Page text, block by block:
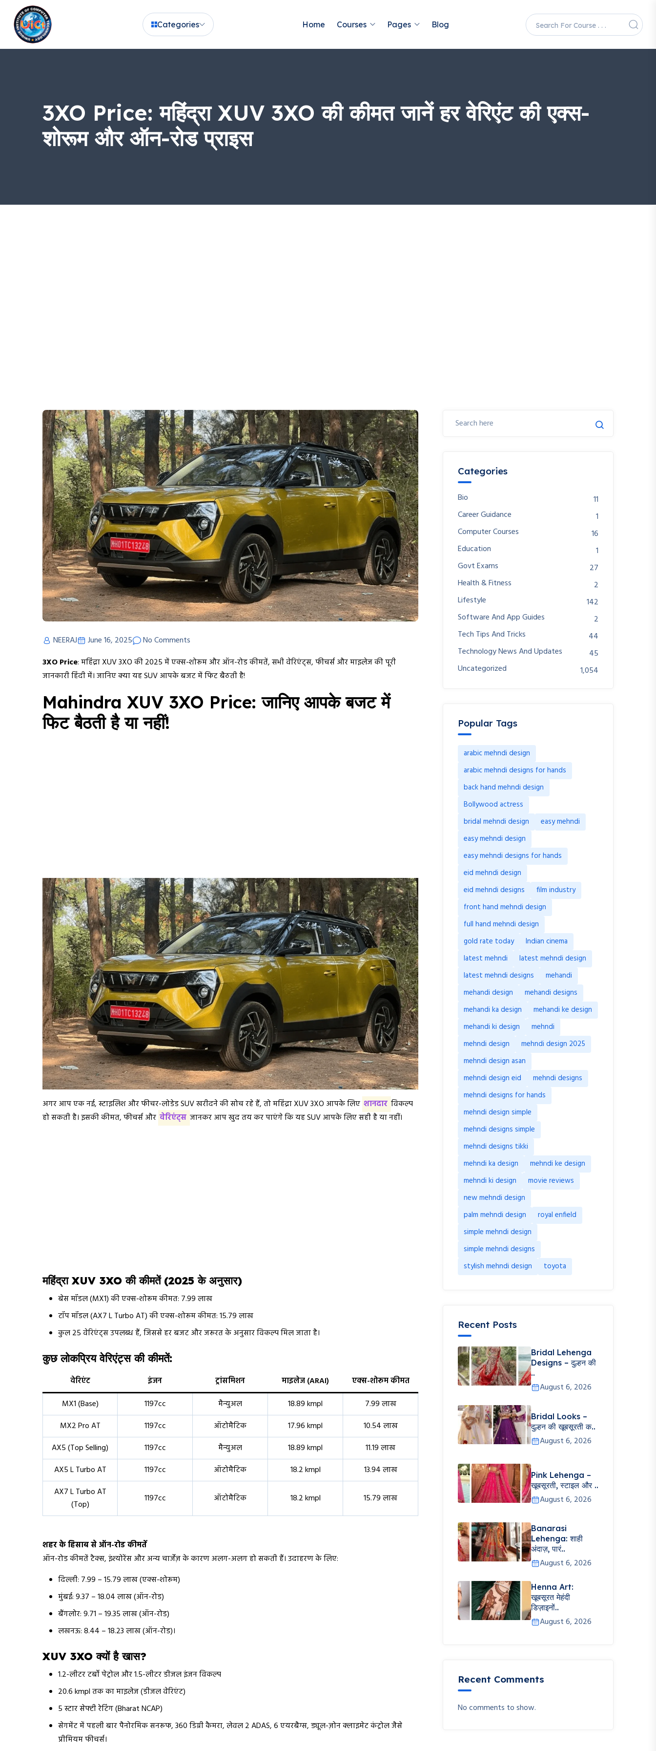
Categories Home Courses Pages Blog
3XO Price: महिंद्रा XUV 3XO की कीमत जानें हर वेरिएंट की एक्स-
शोरूम और ऑन-रोड प्राइस
NEERAJ June 16, 2025
No Comments
3XO Price: महिंद्रा XUV 3XO की 2025 में एक्स-शोरूम और ऑन-रोड कीमतें, सभी वेरिएंट्स, फीचर्स और माइलेज की पूरी
जानकारी हिंदी में। जानिए क्या यह SUV आपके बजट में फिट बैठती है!
Mahindra XUV 3XO Price: जानिए आपके बजट में
फिट बैठती है या नहीं!
अगर आप एक नई, स्टाइलिश और फीचर-लोडेड SUV खरीदने की सोच रहे हैं, तो महिंद्रा XUV 3XO आपके लिए शानदार विकल्प
हो सकती है। इसकी कीमत, फीचर्स और वेरिएंट्स जानकर आप खुद तय कर पाएंगे कि यह SUV आपके लिए सही है या नहीं।
महिंद्रा XUV 3XO की कीमतें (2025 के अनुसार)
बेस मॉडल (MX1) की एक्स-शोरूम कीमत: ₹7.99 लाख
टॉप मॉडल (AX7 L Turbo AT) की एक्स-शोरूम कीमत: ₹15.79 लाख
कुल 25 वेरिएंट्स उपलब्ध हैं, जिससे हर बजट और जरूरत के अनुसार विकल्प मिल जाता है।
कुछ लोकप्रिय वेरिएंट्स की कीमतें:
वेरिएंट इंजन ट्रांसमिशन माइलेज (ARAI)
एक्स-शोरूम कीमत
MX1 (Base)
1197cc मैन्युअल 18.89 kmpl
₹7.99 लाख
MX2 Pro AT
1197cc ऑटोमैटिक 17.96 kmpl
₹10.54 लाख
AX5 (Top Selling)
1197cc मैन्युअल 18.89 kmpl
₹11.19 लाख
AX5 L Turbo AT
1197cc ऑटोमैटिक 18.2 kmpl
₹13.94 लाख
AX7 L Turbo AT
(Top)
1197cc ऑटोमैटिक 18.2 kmpl ₹15.79 लाख
शहर के हिसाब से ऑन-रोड कीमतें
ऑन-रोड कीमतें टैक्स, इंश्योरेंस और अन्य चार्जेज़ के कारण अलग-अलग हो सकती हैं। उदाहरण के लिए:
दिल्ली: ₹7.99 – ₹15.79 लाख (एक्स-शोरूम)
मुंबई: ₹9.37 – ₹18.04 लाख (ऑन-रोड)
बैंगलोर: ₹9.71 – ₹19.35 लाख (ऑन-रोड)
लखनऊ: ₹8.44 – ₹18.23 लाख (ऑन-रोड)।
XUV 3XO क्यों है खास?
1.2-लीटर टर्बो पेट्रोल और 1.5-लीटर डीजल इंजन विकल्प
20.6 kmpl तक का माइलेज (डीजल वेरिएंट)
5 स्टार सेफ्टी रेटिंग (Bharat NCAP)
सेगमेंट में पहली बार पैनोरमिक सनरूफ, 360 डिग्री कैमरा, लेवल 2 ADAS, 6 एयरबैग्स, ड्यूल-ज़ोन क्लाइमेट कंट्रोल जैसे
प्रीमियम फीचर्स।
Categories
Bio
11
Career Guidance
1
Computer Courses
16
Education
1
Govt Exams
27
Health & Fitness
2
Lifestyle
142
Software And App Guides
2
Tech Tips And Tricks
44
Technology News And Updates
45
Uncategorized
1,054
Popular Tags
arabic mehndi design
arabic mehndi designs for hands
back hand mehndi design
Bollywood actress
bridal mehndi design
easy mehndi
easy mehndi design
easy mehndi designs for hands
eid mehndi design
eid mehndi designs
film industry
front hand mehndi design
full hand mehndi design
gold rate today
Indian cinema
latest mehndi
latest mehndi design
latest mehndi designs
mehandi
mehandi design
mehandi designs
mehandi ka design
mehandi ke design
mehandi ki design
mehndi
mehndi design
mehndi design 2025
mehndi design asan
mehndi design eid
mehndi designs
mehndi designs for hands
mehndi design simple
mehndi designs simple
mehndi designs tikki
mehndi ka design
mehndi ke design
mehndi ki design
movie reviews
new mehndi design
palm mehndi design
royal enfield
simple mehndi design
simple mehndi designs
stylish mehndi design
toyota
Recent Posts
Bridal Lehenga
Designs – दुल्हन की
..
August 6, 2026
Bridal Looks –
दुल्हन की खूबसूरती क..
August 6, 2026
Pink Lehenga –
खूबसूरती, स्टाइल और ..
August 6, 2026
Banarasi
Lehenga: शाही
अंदाज़, पारं..
August 6, 2026
Henna Art:
खूबसूरत मेहंदी
डिज़ाइनों..
August 6, 2026
Recent Comments
No comments to show.